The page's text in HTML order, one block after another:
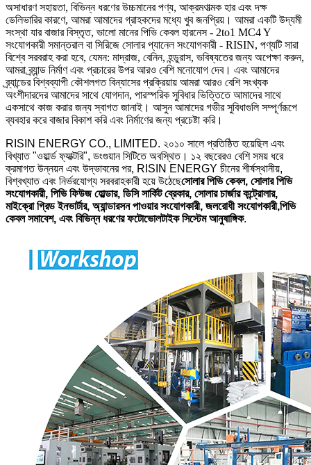
অসাধারণ সহায়তা, বিভিন্ন ধরণের উচ্চমানের পণ্য, আক্রমণাত্মক হার এবং দক্ষ
ডেলিভারির কারণে, আমরা আমাদের গ্রাহকদের মধ্যে খুব জনপ্রিয়। আমরা একটি উদ্যমী
সংস্থা যার বাজার বিস্তৃত, ভালো মানের পিভি কেবল হারনেস - 2to1 MC4 Y
সংযোগকারী সমান্তরাল বা সিরিজে সোলার প্যানেল সংযোগকারী - RISIN, পণ্যটি সারা
বিশ্বে সরবরাহ করা হবে, যেমন: মাদ্রাজ, বেনিন, হন্ডুরাস, ভবিষ্যতের জন্য অপেক্ষা করুন,
আমরা ব্র্যান্ড নির্মাণ এবং প্রচারের উপর আরও বেশি মনোযোগ দেব। এবং আমাদের
ব্র্যান্ডের বিশ্বব্যাপী কৌশলগত বিন্যাসের প্রক্রিয়ায় আমরা আরও বেশি সংখ্যক
অংশীদারদের আমাদের সাথে যোগদান, পারস্পরিক সুবিধার ভিত্তিতে আমাদের সাথে
একসাথে কাজ করার জন্য স্বাগত জানাই। আসুন আমাদের গভীর সুবিধাগুলি সম্পূর্ণরূপে
ব্যবহার করে বাজার বিকাশ করি এবং নির্মাণের জন্য প্রচেষ্টা করি।
RISIN ENERGY CO., LIMITED. ২০১০ সালে প্রতিষ্ঠিত হয়েছিল এবং
বিখ্যাত "ওয়ার্ল্ড ফ্যাক্টরি", ডংগুয়ান সিটিতে অবস্থিত। ১২ বছরেরও বেশি সময় ধরে
ক্রমাগত উন্নয়ন এবং উদ্ভাবনের পর, RISIN ENERGY চীনের শীর্ষস্থানীয়,
বিশ্বখ্যাত এবং নির্ভরযোগ্য সরবরাহকারী হয়ে উঠেছেসোলার পিভি কেবল, সোলার পিভি
সংযোগকারী, পিভি ফিউজ হোল্ডার, ডিসি সার্কিট ব্রেকার, সোলার চার্জার কন্ট্রোলার,
মাইক্রো গ্রিড ইনভার্টার, অ্যান্ডারসন পাওয়ার সংযোগকারী, জলরোধী সংযোগকারী,পিভি
কেবল সমাবেশ, এবং বিভিন্ন ধরণের ফটোভোলটাইক সিস্টেম আনুষাঙ্গিক.